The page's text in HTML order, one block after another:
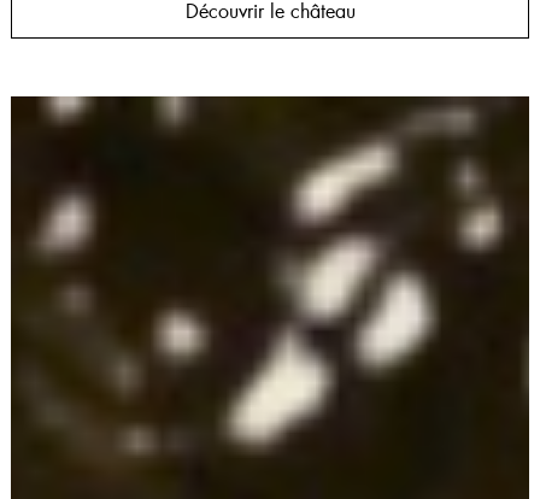
Découvrir le château